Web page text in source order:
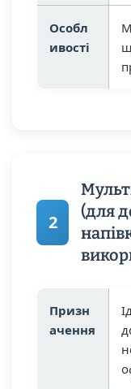
Особл
ивості
2
(для
Призн
ачення